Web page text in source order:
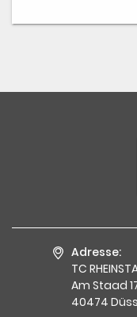
Adresse:
TC
Am Staad
40474